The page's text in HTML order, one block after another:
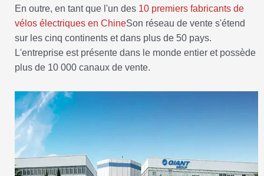
En outre, en tant que l'un des 10 premiers fabricants de
vélos électriques en ChineSon réseau de vente s'étend
sur les cinq continents et dans plus de 50 pays.
L'entreprise est présente dans le monde entier et possède
plus de 10 000 canaux de vente.